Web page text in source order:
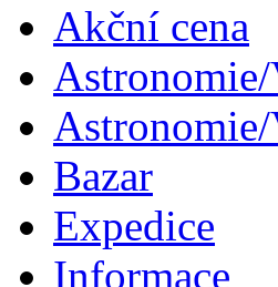
Akční cena
Bazar
Expedice
Informace